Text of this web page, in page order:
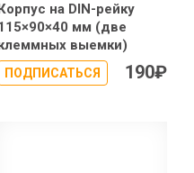
на DIN-рейку
мм (две
выемки)
ПОДПИСАТЬСЯ 190₽